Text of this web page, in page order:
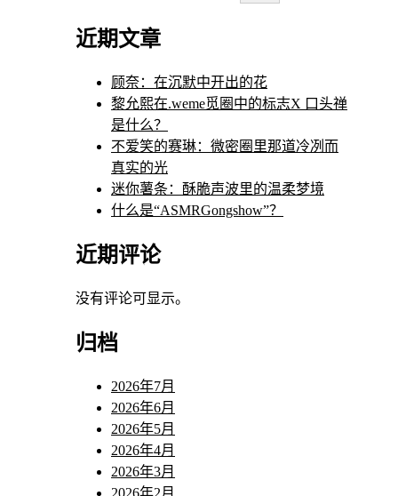
近期文章
顾奈：在沉默中开出的花
黎允熙在.weme觅圈中的标志X 口头禅
是什么？
不爱笑的赛琳：微密圈里那道冷冽而
真实的光
迷你薯条：酥脆声波里的温柔梦境
什么是“ASMRGongshow”？
近期评论
没有评论可显示。
归档
2026年7月
2026年6月
2026年5月
2026年4月
2026年3月
2026年2月